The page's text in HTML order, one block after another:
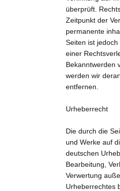
überprüft.
Zeitpunkt der
permanente
Seiten ist
einer
Bekanntwerden
werden wir
entfernen.
Urheberrecht
Die durch die
und Werke auf
deutschen
Bearbeitung,
Verwertung
Urheberrechtes